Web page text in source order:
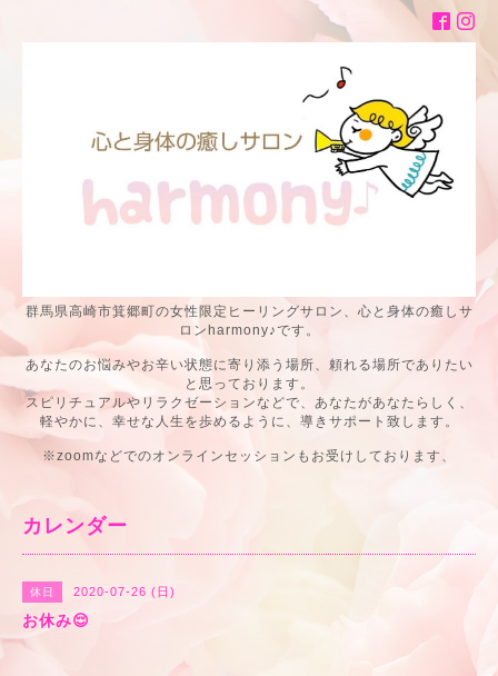
群馬県高崎市箕郷町の女性限定ヒーリングサロン、心と身体の癒しサ
ロンharmony♪です。
あなたのお悩みやお辛い状態に寄り添う場所、頼れる場所でありたい
と思っております。
スピリチュアルやリラクゼーションなどで、あなたがあなたらしく、
軽やかに、幸せな人生を歩めるように、導きサポート致します。
※zoomなどでのオンラインセッションもお受けしております、
カレンダー
休日 2020-07-26 (日)
お休み😌